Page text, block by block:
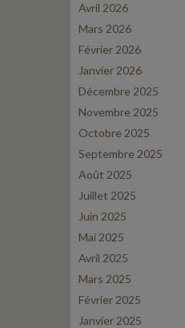
Avril 2026
Mars 2026
Février 2026
Janvier 2026
Décembre 2025
Novembre 2025
Octobre 2025
Septembre 2025
Août 2025
Juillet 2025
Juin 2025
Mai 2025
Avril 2025
Mars 2025
Février 2025
Janvier 2025